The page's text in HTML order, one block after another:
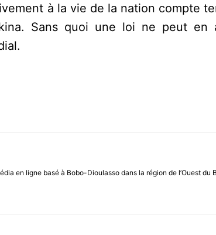
à la vie de la nation compte
Sans quoi une loi ne peut en
en ligne basé à Bobo-Dioulasso dans la région de l’Ouest du